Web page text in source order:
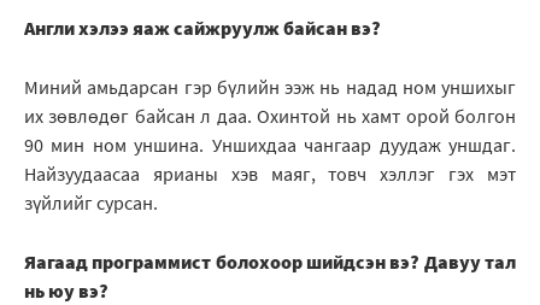
Англи хэлээ яаж сайжруулж байсан вэ?
Миний амьдарсан гэр бүлийн ээж нь надад ном уншихыг
их зөвлөдөг байсан л даа. Охинтой нь хамт орой болгон
90 мин ном уншина. Уншихдаа чангаар дуудаж уншдаг.
Найзуудаасаа ярианы хэв маяг, товч хэллэг гэх мэт
зүйлийг сурсан.
Яагаад программист болохоор шийдсэн вэ? Давуу тал
нь юу вэ?